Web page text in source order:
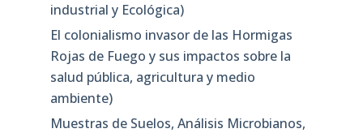
industrial y Ecológica)
El colonialismo invasor de las Hormigas
Rojas de Fuego y sus impactos sobre la
salud pública, agricultura y medio
ambiente)
Muestras de Suelos, Análisis Microbianos,